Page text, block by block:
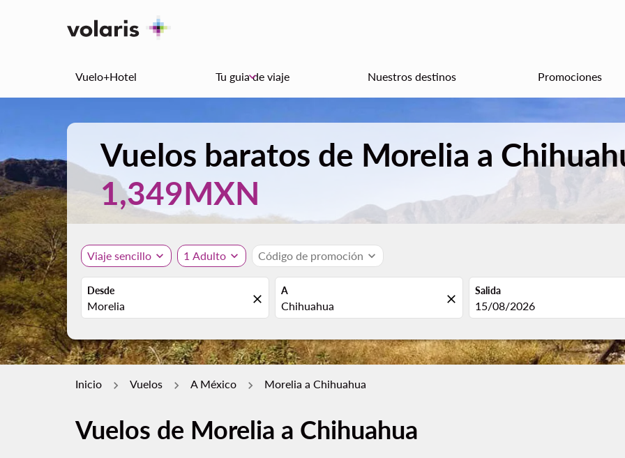
Vuelo+Hotel Tu guia de viaje
keyboard_arrow_down Nuestros destinos Promociones
Vuelos baratos de Morelia a
1,349MXN
Viaje sencillo expand_more 1 Adulto expand_more Código de promoción expand_more
Desde
close
A
close
Salida
fc-booking-departure-date-
15/08/2026
Inicio Vuelos A México Morelia a Chihuahua
Vuelos de Morelia a Chihuahua